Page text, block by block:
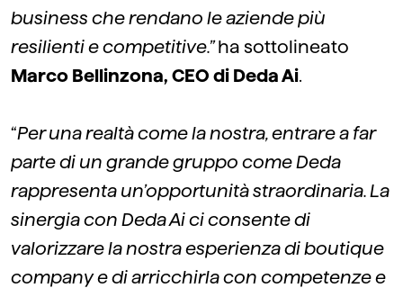
business che rendano le aziende più
resilienti e competitive.”ha sottolineato
Marco Bellinzona, CEO di Deda Ai.
“Per una realtà come la nostra, entrare a far
parte di un grande gruppo come Deda
rappresenta un’opportunità straordinaria. La
sinergia con Deda Ai ci consente di
valorizzare la nostra esperienza di boutique
company e di arricchirla con competenze e